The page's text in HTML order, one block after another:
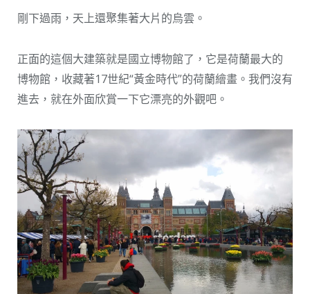
剛下過雨，天上還聚集著大片的烏雲。
正面的這個大建築就是國立博物館了，它是荷蘭最大的
博物館，收藏著17世紀“黃金時代”的荷蘭繪畫。我們沒有
進去，就在外面欣賞一下它漂亮的外觀吧。